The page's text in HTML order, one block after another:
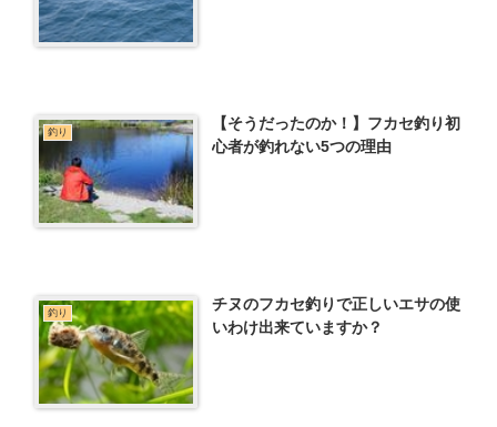
釣り
【そうだったのか！】フカセ釣り初
心者が釣れない5つの理由
釣り
チヌのフカセ釣りで正しいエサの使
いわけ出来ていますか？